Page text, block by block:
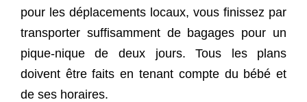
pour les déplacements locaux, vous finissez par
transporter suffisamment de bagages pour un
pique-nique de deux jours. Tous les plans
doivent être faits en tenant compte du bébé et
de ses horaires.